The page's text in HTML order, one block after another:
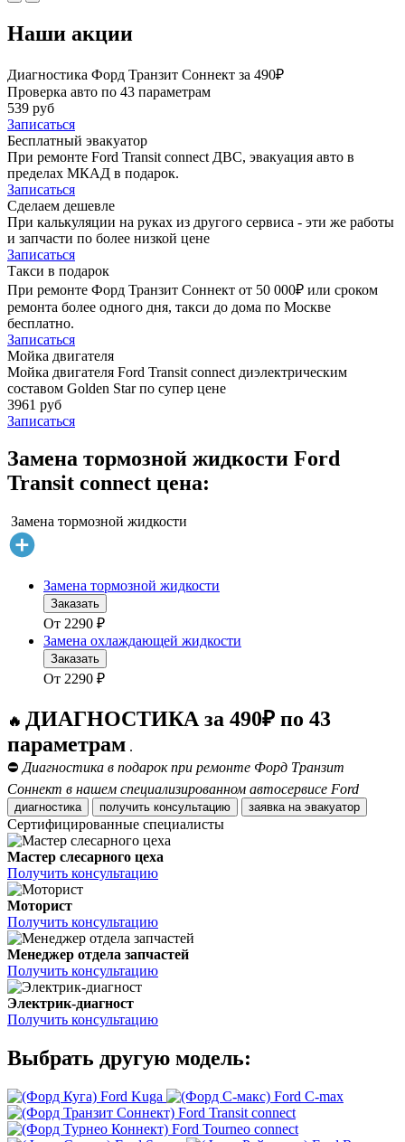
Наши акции
Диагностика Форд Транзит Соннект за 490₽
Проверка авто по 43 параметрам
539 руб
Записаться
Бесплатный эвакуатор
При ремонте Ford Transit connect ДВС, эвакуация авто в
пределах МКАД в подарок.
Записаться
Сделаем дешевле
При калькуляции на руках из другого сервиса - эти же работы
и запчасти по более низкой цене
Записаться
Такси в подарок
При ремонте Форд Транзит Соннект от 50 000₽ или сроком
ремонта более одного дня, такси до дома по Москве
бесплатно.
Записаться
Мойка двигателя
Мойка двигателя Ford Transit connect диэлектрическим
составом Golden Star по супер цене
3961 руб
Записаться
Замена тормозной жидкости Ford
Transit connect цена:
Замена тормозной жидкости
Замена тормозной жидкости
Заказать
От 2290 ₽
Замена охлаждающей жидкости
Заказать
От 2290 ₽
🔥 ДИАГНОСТИКА за 490₽ по 43
параметрам .
⛔ Диагностика в подарок при ремонте Форд Транзит
Соннект в нашем специализированном автосервисе Ford
диагностика получить консультацию заявка на эвакуатор
Сертифицированные специалисты
Мастер слесарного цеха
Получить консультацию
Моторист
Получить консультацию
Менеджер отдела запчастей
Получить консультацию
Электрик-диагност
Получить консультацию
Выбрать другую модель:
Ford Kuga
Ford C-max
Ford Transit connect
Ford Tourneo connect